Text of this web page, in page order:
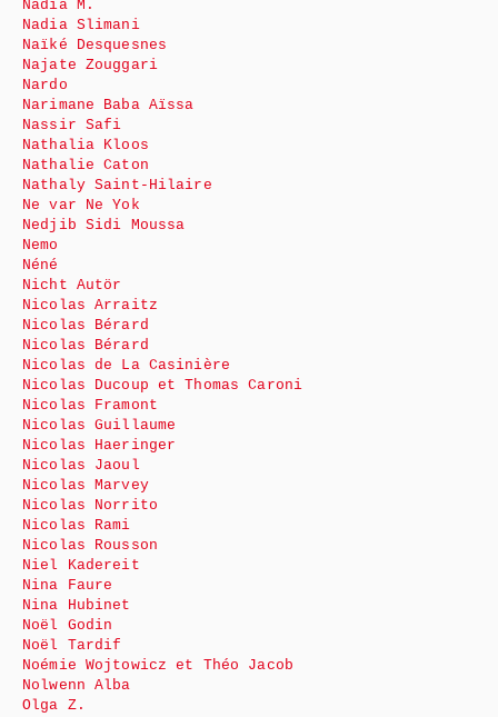
Nadia M.
Nadia Slimani
Naïké Desquesnes
Najate Zouggari
Nardo
Narimane Baba Aïssa
Nassir Safi
Nathalia Kloos
Nathalie Caton
Nathaly Saint-Hilaire
Ne var Ne Yok
Nedjib Sidi Moussa
Nemo
Néné
Nicht Autör
Nicolas Arraitz
Nicolas Bérard
Nicolas Bérard
Nicolas de La Casinière
Nicolas Ducoup et Thomas Caroni
Nicolas Framont
Nicolas Guillaume
Nicolas Haeringer
Nicolas Jaoul
Nicolas Marvey
Nicolas Norrito
Nicolas Rami
Nicolas Rousson
Niel Kadereit
Nina Faure
Nina Hubinet
Noël Godin
Noël Tardif
Noémie Wojtowicz et Théo Jacob
Nolwenn Alba
Olga Z.